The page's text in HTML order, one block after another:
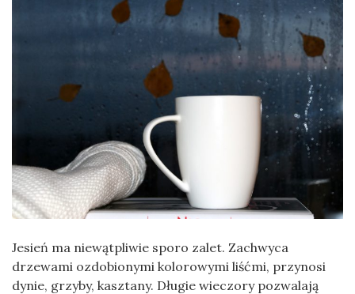
Jesień ma niewątpliwie sporo zalet. Zachwyca
drzewami ozdobionymi kolorowymi liśćmi, przynosi
dynie, grzyby, kasztany. Długie wieczory pozwalają